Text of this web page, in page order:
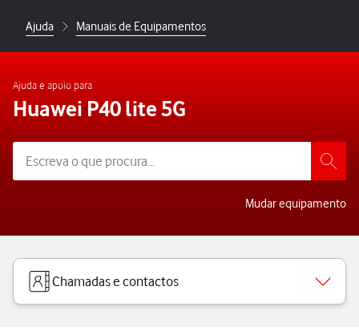
Ajuda Manuais de Equipamentos
Ajuda e apoio para
Huawei P40 lite 5G
Mudar equipamento
Chamadas e contactos